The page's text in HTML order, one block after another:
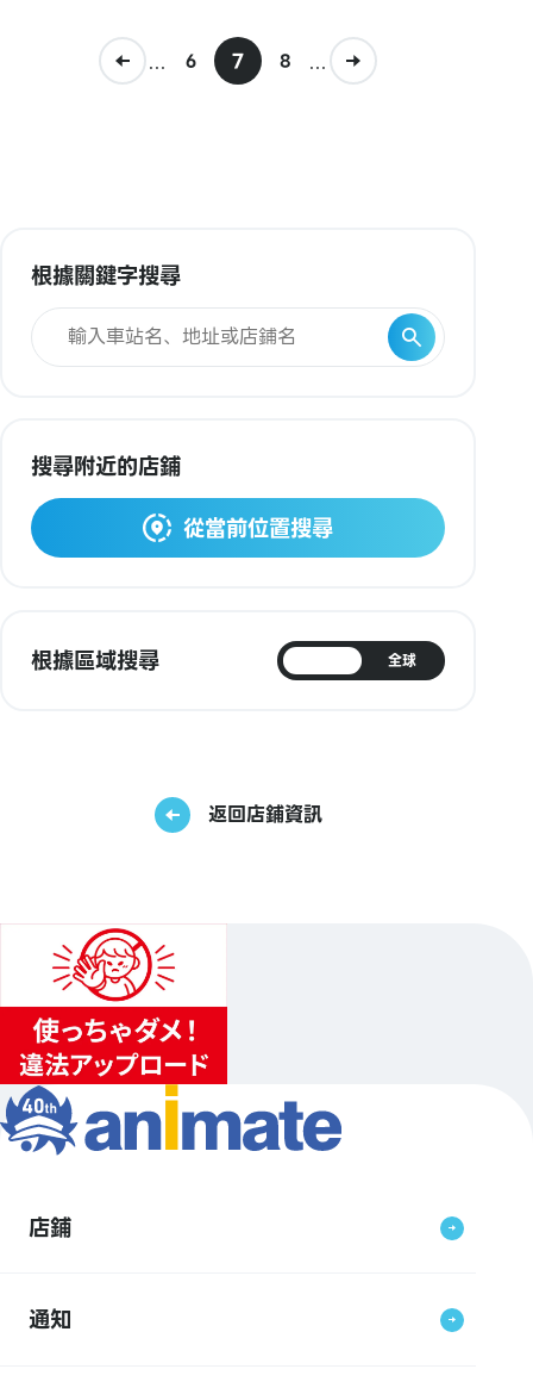
... 6 7 8 ...
根據關鍵字搜尋
搜尋附近的店鋪
從當前位置搜尋
根據區域搜尋 全球
返回店鋪資訊
店鋪
通知